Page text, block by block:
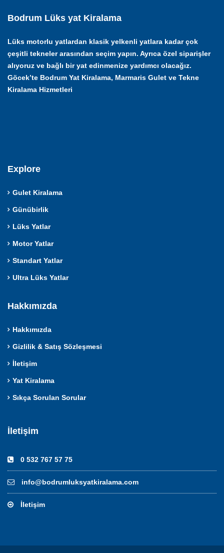
Bodrum Lüks yat Kiralama
Lüks motorlu yatlardan klasik yelkenli yatlara kadar çok
çeşitli tekneler arasından seçim yapın. Ayrıca özel siparişler
alıyoruz ve bağlı bir yat edinmenize yardımcı olacağız.
Göcek’te Bodrum Yat Kiralama, Marmaris Gulet ve Tekne
Kiralama Hizmetleri
Explore
Gulet Kiralama
Günübirlik
Lüks Yatlar
Motor Yatlar
Standart Yatlar
Ultra Lüks Yatlar
Hakkımızda
Hakkımızda
Gizlilik & Satış Sözleşmesi
İletişim
Yat Kiralama
Sıkça Sorulan Sorular
İletişim
0 532 767 57 75
info@bodrumluksyatkiralama.com
İletişim